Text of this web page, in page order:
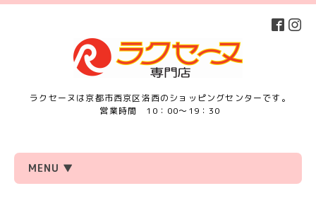
ラクセーヌは京都市西京区洛西のショッピングセンターです。
営業時間 10：00～19：30
MENU ▼